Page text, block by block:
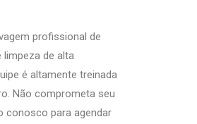
profissional de
de alta
é altamente treinada
Não comprometa seu
conosco para agendar